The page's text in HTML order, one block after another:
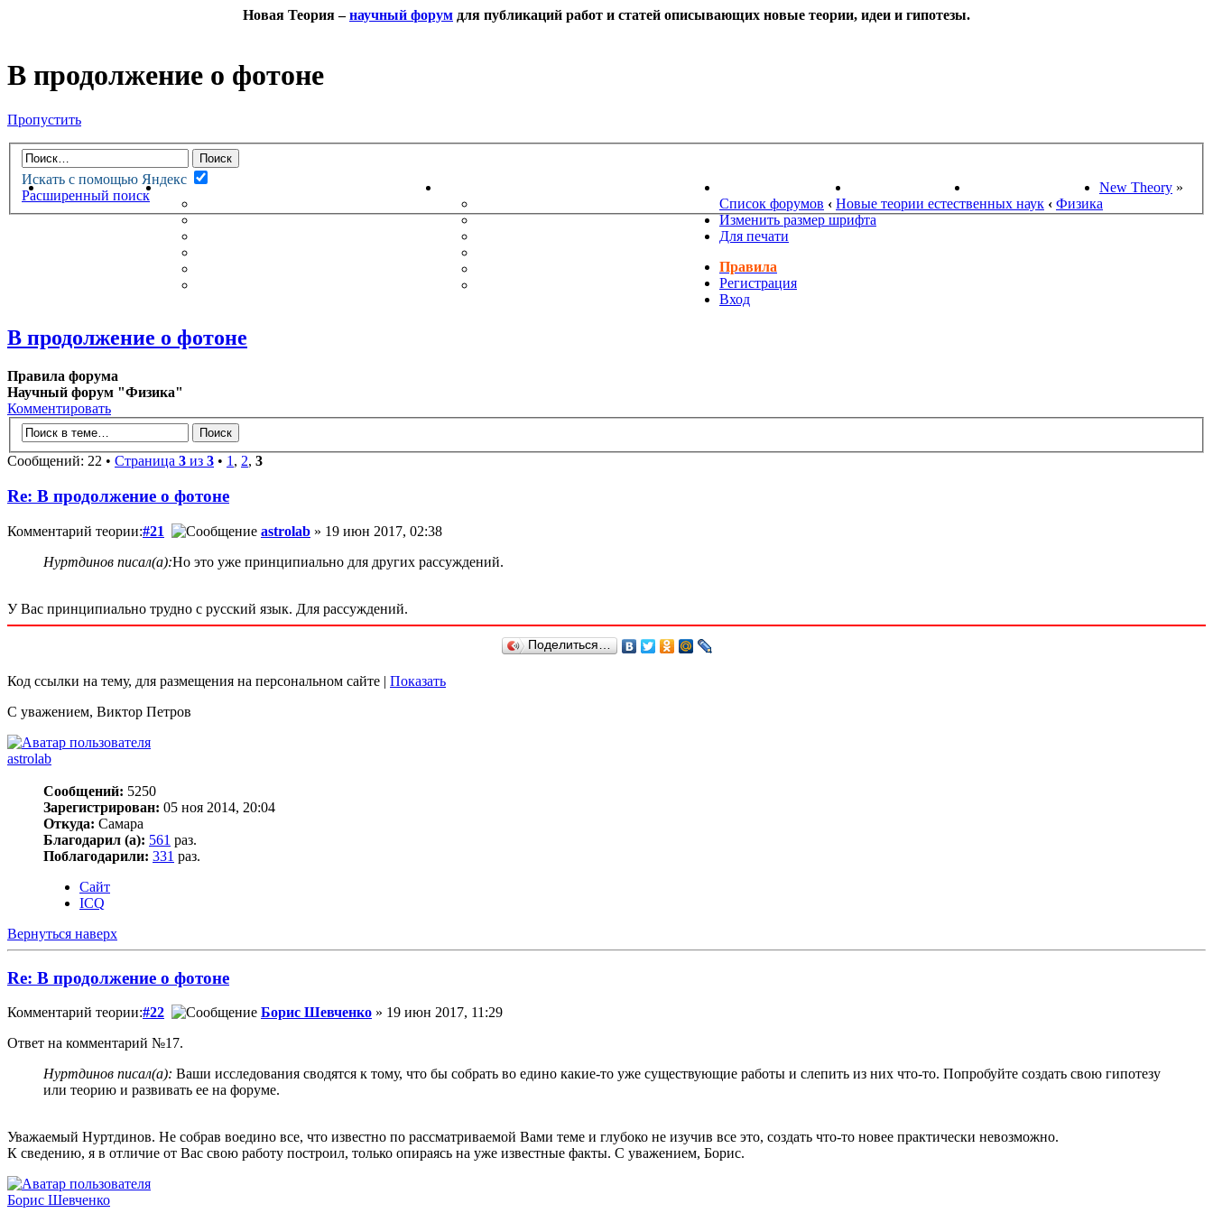
Новая Теория –научный форум для публикаций работ и статей описывающих новые теории, идеи и гипотезы.
В продолжение о фотоне
Пропустить
Искать с помощью Яндекс
Расширенный поиск
НОВАЯ ТЕОРИЯФОРУМ
НЕПРОЧИТАННЫЕ СООБЩЕНИЯ
ПОЖЕЛАНИЯ
НОВОСТИ НАУКИ ПОИСК ТЕОРИЙ СТАРЫЙ ПОРТАЛ New Theory »
Список форумов ‹ Новые теории естественных наук ‹ Физика
Изменить размер шрифта
Для печати
Правила
Регистрация
Вход
В продолжение о фотоне
Правила форума
Научный форум "Физика"
Комментировать
Сообщений: 22 • Страница 3 из 3 • 1, 2, 3
Re: В продолжение о фотоне
Комментарий теории:#21 astrolab » 19 июн 2017, 02:38
Нуртдинов писал(а):Но это уже принципиально для других рассуждений.
У Вас принципиально трудно с русский язык. Для рассуждений.
Поделиться…
Код ссылки на тему, для размещения на персональном сайте | Показать
С уважением, Виктор Петров
astrolab
Сообщений: 5250
Зарегистрирован: 05 ноя 2014, 20:04
Откуда: Самара
Благодарил (а): 561 раз.
Поблагодарили: 331 раз.
Сайт
ICQ
Вернуться наверх
Re: В продолжение о фотоне
Комментарий теории:#22 Борис Шевченко » 19 июн 2017, 11:29
Ответ на комментарий №17.
Нуртдинов писал(а): Ваши исследования сводятся к тому, что бы собрать во едино какие-то уже существующие работы и слепить из них что-то. Попробуйте создать свою гипотезу
или теорию и развивать ее на форуме.
Уважаемый Нуртдинов. Не собрав воедино все, что известно по рассматриваемой Вами теме и глубоко не изучив все это, создать что-то новее практически невозможно.
К сведению, я в отличие от Вас свою работу построил, только опираясь на уже известные факты. С уважением, Борис.
Борис Шевченко